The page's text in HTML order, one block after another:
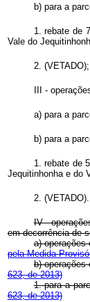
b) para a
1. rebate de
Vale do
2. (VETADO);
III -
a) para a
b) para a
1. rebate de
Jequitinhonha e do
2. (VETADO).
IV -
em decorrência de
a) operações
pela Medida
b) operações
623, de 2013)
1. para a
623, de 2013)